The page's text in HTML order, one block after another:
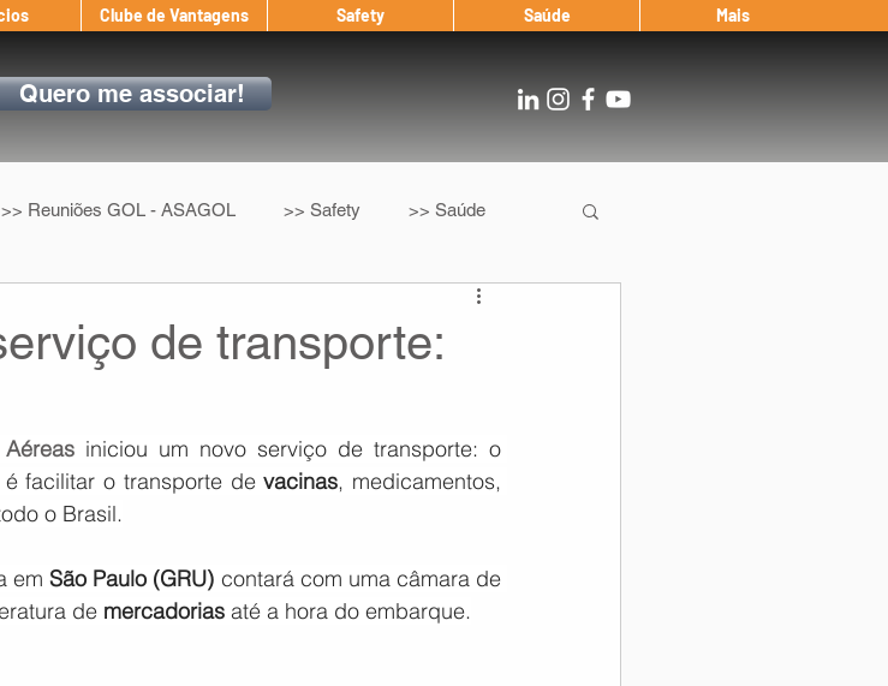
Clube de Vantagens Safety Saúde Mais
Quero me associar!
>> Reuniões GOL - ASAGOL >> Safety >> Saúde
After Landing
de transporte:
facilitar o transporte de vacinas, medicamentos,
o Brasil.
em São Paulo (GRU) contará com uma câmara de
de mercadorias até a hora do embarque.